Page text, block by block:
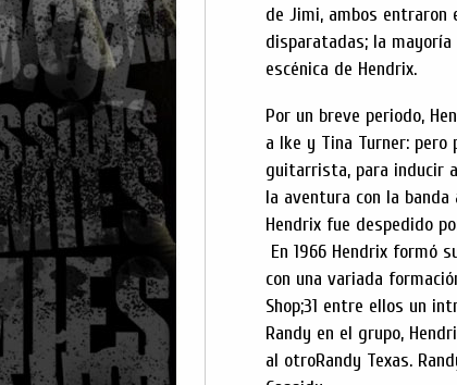
de Jimi, ambos
disparatadas; la
escénica de Hendrix.
Por un breve periodo,
a Ike y Tina Turner: pero
guitarrista, para inducir
la aventura con la
Hendrix fue despedido
En 1966 Hendrix formó
con una variada
Shop;31 entre ellos un
Randy en el grupo,
al otroRandy Texas.